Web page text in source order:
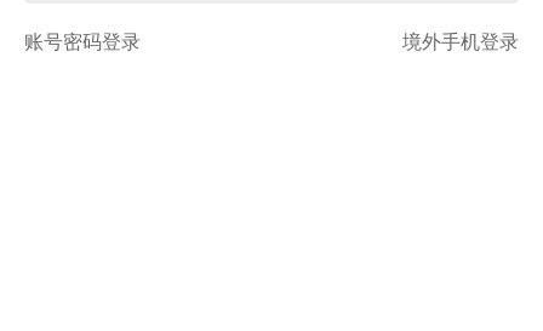
账号密码登录 境外手机登录